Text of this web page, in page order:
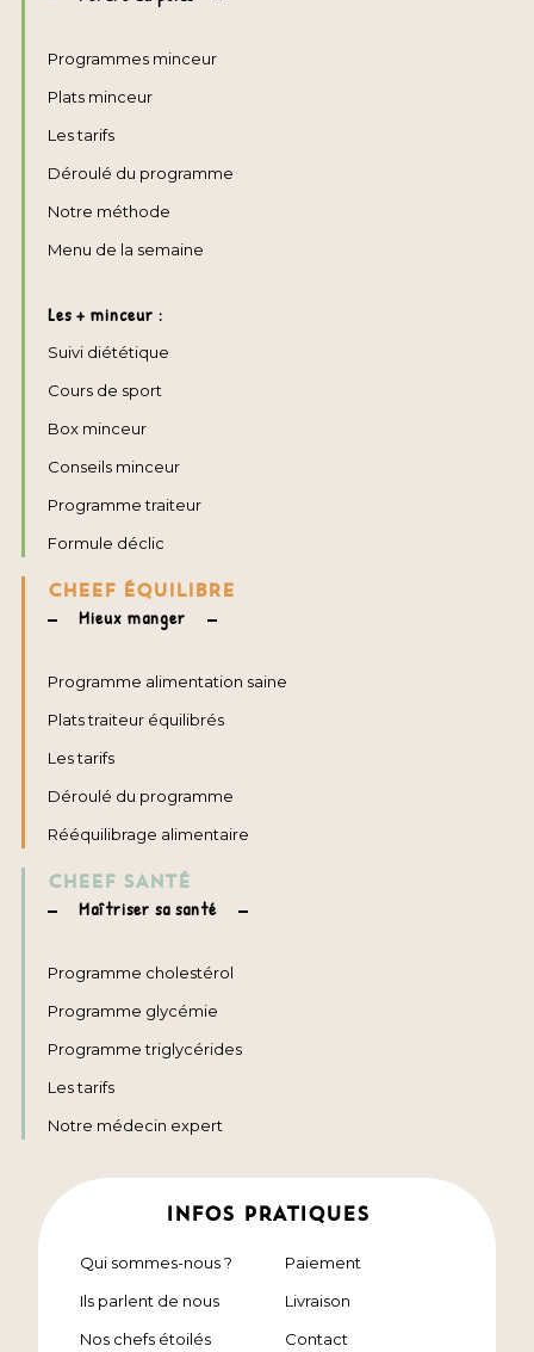
Programmes minceur
Plats minceur
Les tarifs
Déroulé du programme
Notre méthode
Menu de la semaine
Les + minceur :
Suivi diététique
Cours de sport
Box minceur
Conseils minceur
Programme traiteur
Formule déclic
CHEEF ÉQUILIBRE
Mieux manger
Programme alimentation saine
Plats traiteur équilibrés
Les tarifs
Déroulé du programme
Rééquilibrage alimentaire
CHEEF SANTÉ
Maîtriser sa santé
Programme cholestérol
Programme glycémie
Programme triglycérides
Les tarifs
Notre médecin expert
INFOS PRATIQUES
Qui sommes-nous ?
Ils parlent de nous
Nos chefs étoilés
Paiement
Livraison
Contact